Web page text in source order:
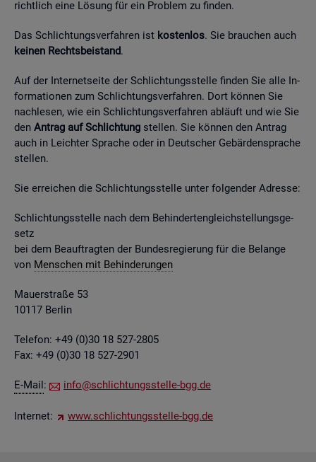
richt­lich eine Lö­sung für ein Pro­blem zu fin­den.
Das Schlich­tungs­ver­fah­ren ist kos­ten­los. Sie brau­chen auch
kei­nen Rechts­bei­stand.
Auf der In­ter­net­sei­te der Schlich­tungs­stel­le fin­den Sie alle In­
for­ma­tio­nen zum Schlich­tungs­ver­fah­ren. Dort kön­nen Sie
nach­le­sen, wie ein Schlich­tungs­ver­fah­ren ab­läuft und wie Sie
den An­trag auf Schlich­tung stel­len. Sie kön­nen den An­trag
auch in Leich­ter Spra­che oder in Deut­scher Ge­bär­den­spra­che
stel­len.
Sie er­rei­chen die Schlich­tungs­stel­le unter fol­gen­der Adres­se:
Schlich­tungs­stel­le nach dem Be­hin­der­ten­gleich­stel­lungs­ge­
setz
bei dem Be­auf­trag­ten der Bun­des­re­gie­rung für die Be­lan­ge
von Men­schen mit Be­hin­de­run­gen
Mau­er­stra­ße 53
10117 Ber­lin
Te­le­fon: +49 (0)30 18 527-2805
Fax: +49 (0)30 18 527-2901
E-Mail: info@​sch​lich​tung​sste​lle-​bgg.​de
In­ter­net: www.​sch​lich​tung​sste​lle-​bgg.​de